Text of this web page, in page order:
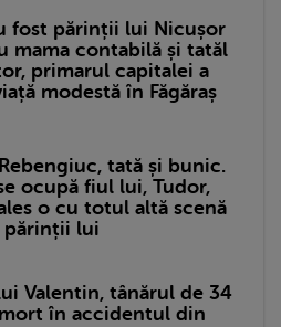
fost părinții lui Nicușor
mama contabilă și tatăl
primarul capitalei a
modestă în Făgăraș
tată și bunic.
ocupă fiul lui, Tudor,
o cu totul altă scenă
părinții lui
Valentin, tânărul de 34
în accidentul din